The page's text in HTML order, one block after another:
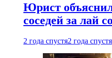
Юрист
соседей за лай
2 года спустя2 года спустя